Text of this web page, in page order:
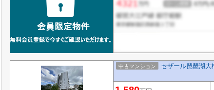
中古マンション セザール琵琶湖大